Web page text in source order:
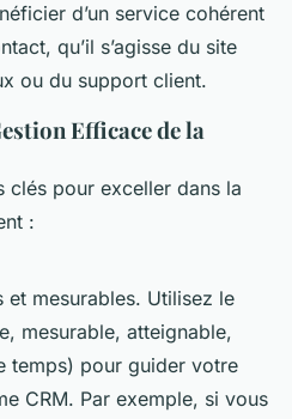
d’un service cohérent
qu’il s’agisse du site
ou du support client.
Efficace de la
clés pour exceller dans la
:
mesurables. Utilisez le
mesurable, atteignable,
temps) pour guider votre
CRM. Par exemple, si vous